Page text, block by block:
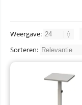
Weergave:
Sorteren: